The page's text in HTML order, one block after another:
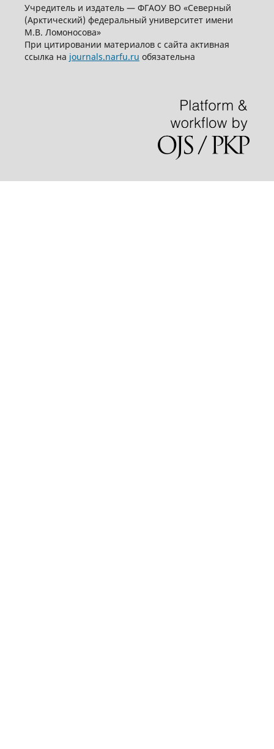
Учредитель и издатель — ФГАОУ ВО «Северный
(Арктический) федеральный университет имени
М.В. Ломоносова»
При цитировании материалов с сайта активная
ссылка на journals.narfu.ru обязательна